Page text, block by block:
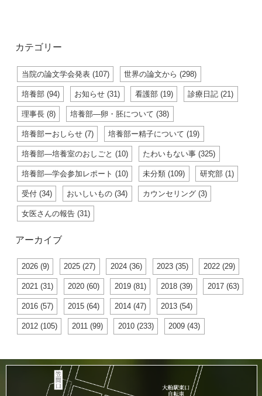
カテゴリー
当院の論文学会発表 (107) 世界の論文から (298)
培養部 (94) お知らせ (31) 看護部 (19) 診療日記 (21)
理事長 (8) 培養部―卵・胚について (38)
培養部ーおしらせ (7) 培養部ー精子について (19)
培養部―培養室のおしごと (10) たわいもない事 (325)
培養部―学会参加レポート (10) 未分類 (109) 研究部 (1)
受付 (34) おいしいもの (34) カウンセリング (3)
女医さんの報告 (31)
アーカイブ
2026 (9) 2025 (27) 2024 (36) 2023 (35) 2022 (29)
2021 (31) 2020 (60) 2019 (81) 2018 (39) 2017 (63)
2016 (57) 2015 (64) 2014 (47) 2013 (54)
2012 (105) 2011 (99) 2010 (233) 2009 (43)